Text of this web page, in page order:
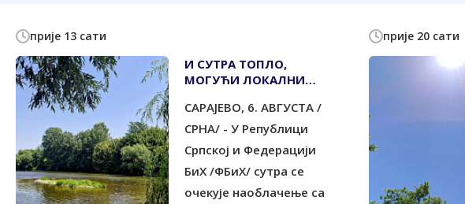
прије 13 сати
И СУТРА ТОПЛО,
МОГУЋИ ЛОКАЛНИ
САРАЈЕВО, 6. АВГУСТА /
СРНА/ - У Републици
Српској и Федерацији
БиХ /ФБиХ/ сутра се
очекује наоблачење са
прије 20 сати